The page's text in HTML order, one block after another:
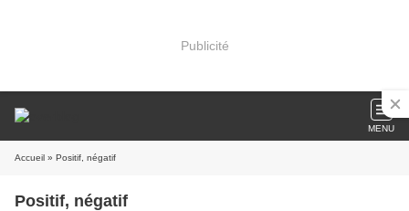
Publicité
MENU
Accueil » Positif, négatif
Positif, négatif